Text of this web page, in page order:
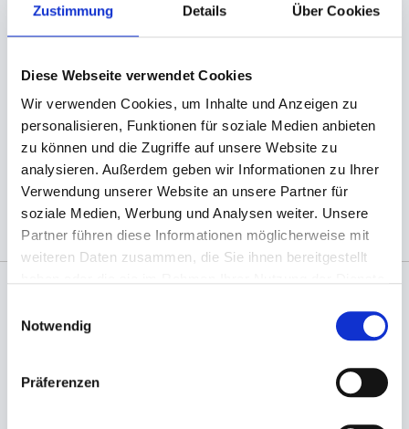
Zustimmung Details Über Cookies
Diese Webseite verwendet Cookies
Wir verwenden Cookies, um Inhalte und Anzeigen zu
personalisieren, Funktionen für soziale Medien anbieten
zu können und die Zugriffe auf unsere Website zu
analysieren. Außerdem geben wir Informationen zu Ihrer
Verwendung unserer Website an unsere Partner für
soziale Medien, Werbung und Analysen weiter. Unsere
Partner führen diese Informationen möglicherweise mit
weiteren Daten zusammen, die Sie ihnen bereitgestellt
Notwendig
Präferenzen
DUNI Zelltuch-Servietten finden Sie bei uns in
günstigen Preisen!
(Abb. ähnlich, ggf. ohne Dekoration; die Farben
können auf dem Bildschirm anders erscheinen als
das Produkt selber)
Angaben zur Informationspflichten der GPSR
Produktsicherheitsverordnung:
packpack.de GmbH, Am
Sie könnten auch an folgenden Artikeln